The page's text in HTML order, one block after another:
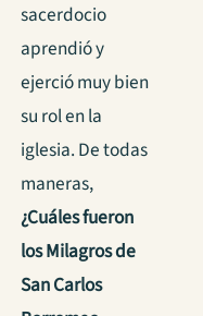
sacerdocio
aprendió y
ejerció muy bien
su rol en la
iglesia. De todas
maneras,
¿Cuáles fueron
los Milagros de
San Carlos